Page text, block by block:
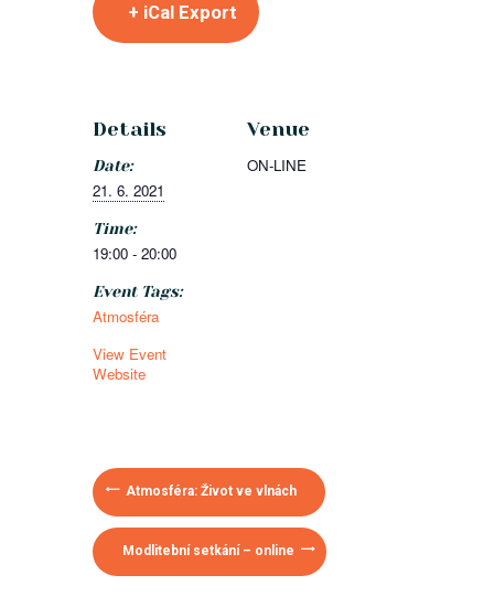
+ iCal Export
Details
Date:
21. 6. 2021
Time:
19:00 - 20:00
Event Tags:
Atmosféra
View Event
Website
Venue
ON-LINE
Atmosféra: Život ve vlnách
Modlitební setkání – online